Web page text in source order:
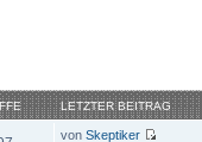
LETZTER BEITRAG
vonSkeptiker